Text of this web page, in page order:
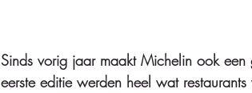
Sinds vorig jaar maakt Michelin ook
eerste editie werden heel wat